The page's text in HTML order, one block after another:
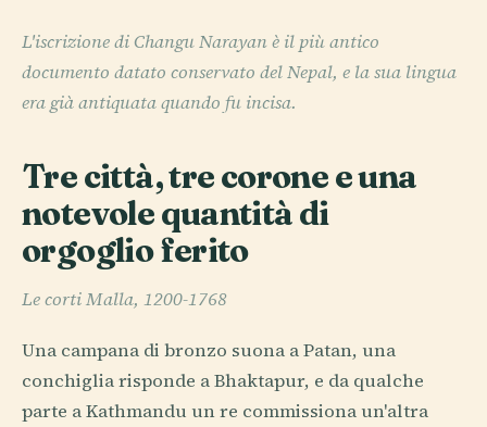
L'iscrizione di Changu Narayan è il più antico
documento datato conservato del Nepal, e la sua lingua
era già antiquata quando fu incisa.
Tre città, tre corone e una
notevole quantità di
orgoglio ferito
Le corti Malla, 1200-1768
Una campana di bronzo suona a Patan, una
conchiglia risponde a Bhaktapur, e da qualche
parte a Kathmandu un re commissiona un'altra